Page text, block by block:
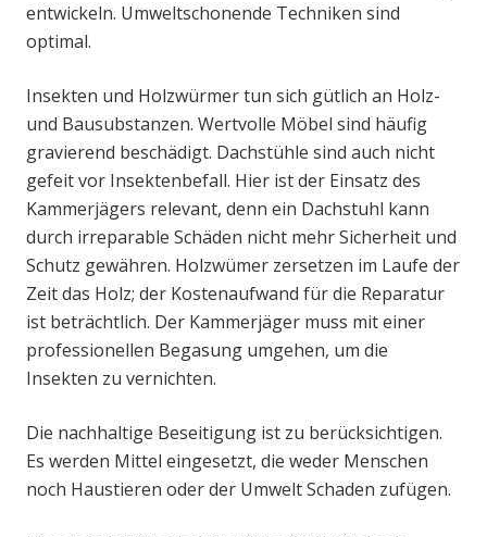
entwickeln. Umweltschonende Techniken sind
optimal.
Insekten und Holzwürmer tun sich gütlich an Holz-
und Bausubstanzen. Wertvolle Möbel sind häufig
gravierend beschädigt. Dachstühle sind auch nicht
gefeit vor Insektenbefall. Hier ist der Einsatz des
Kammerjägers relevant, denn ein Dachstuhl kann
durch irreparable Schäden nicht mehr Sicherheit und
Schutz gewähren. Holzwümer zersetzen im Laufe der
Zeit das Holz; der Kostenaufwand für die Reparatur
ist beträchtlich. Der Kammerjäger muss mit einer
professionellen Begasung umgehen, um die
Insekten zu vernichten.
Die nachhaltige Beseitigung ist zu berücksichtigen.
Es werden Mittel eingesetzt, die weder Menschen
noch Haustieren oder der Umwelt Schaden zufügen.